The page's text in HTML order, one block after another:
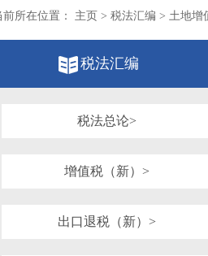
2006年
2005年
2001年
2000年
1996年
1995年
1991年
1990年
1986年
印花税
资源税
关税法
税收立法(规章
税务行政公开
税务强制
可持续披露准则
重点行业税收政策汇编
全国统一规范电子税务局
前所在位置： 主页 > 税法汇编 > 土地增
税法汇编
税法总论>
增值税（新）>
出口退税（新）>